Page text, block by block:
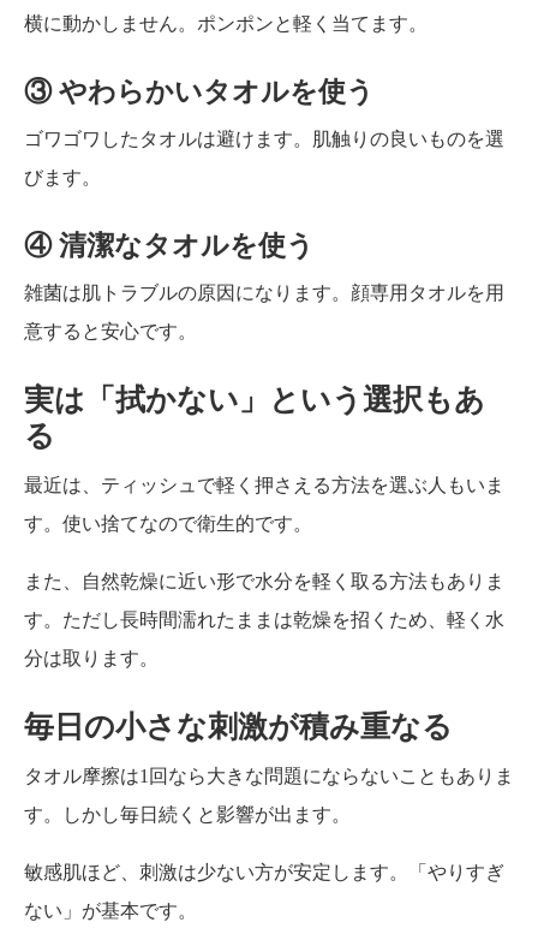
横に動かしません。ポンポンと軽く当てます。
③ やわらかいタオルを使う
ゴワゴワしたタオルは避けます。肌触りの良いものを選
びます。
④ 清潔なタオルを使う
雑菌は肌トラブルの原因になります。顔専用タオルを用
意すると安心です。
実は「拭かない」という選択もあ
る
最近は、ティッシュで軽く押さえる方法を選ぶ人もいま
す。使い捨てなので衛生的です。
また、自然乾燥に近い形で水分を軽く取る方法もありま
す。ただし長時間濡れたままは乾燥を招くため、軽く水
分は取ります。
毎日の小さな刺激が積み重なる
タオル摩擦は1回なら大きな問題にならないこともありま
す。しかし毎日続くと影響が出ます。
敏感肌ほど、刺激は少ない方が安定します。「やりすぎ
ない」が基本です。